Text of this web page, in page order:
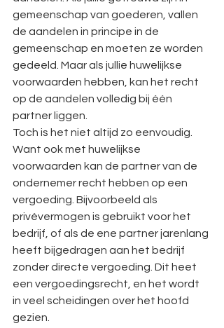
gemeenschap van goederen, vallen
de aandelen in principe in de
gemeenschap en moeten ze worden
gedeeld. Maar als jullie huwelijkse
voorwaarden hebben, kan het recht
op de aandelen volledig bij één
partner liggen.
Toch is het niet altijd zo eenvoudig.
Want ook met huwelijkse
voorwaarden kan de partner van de
ondernemer recht hebben op een
vergoeding. Bijvoorbeeld als
privévermogen is gebruikt voor het
bedrijf, of als de ene partner jarenlang
heeft bijgedragen aan het bedrijf
zonder directe vergoeding. Dit heet
een vergoedingsrecht, en het wordt
in veel scheidingen over het hoofd
gezien.